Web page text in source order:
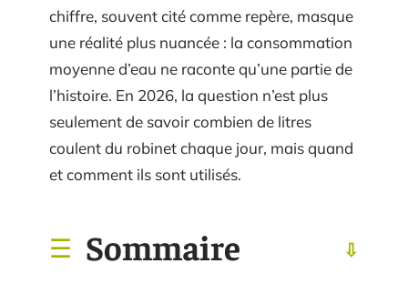
chiffre, souvent cité comme repère, masque
une réalité plus nuancée : la consommation
moyenne d’eau ne raconte qu’une partie de
l’histoire. En 2026, la question n’est plus
seulement de savoir combien de litres
coulent du robinet chaque jour, mais quand
et comment ils sont utilisés.
Sommaire